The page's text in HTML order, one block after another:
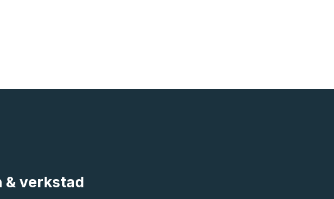
& verkstad